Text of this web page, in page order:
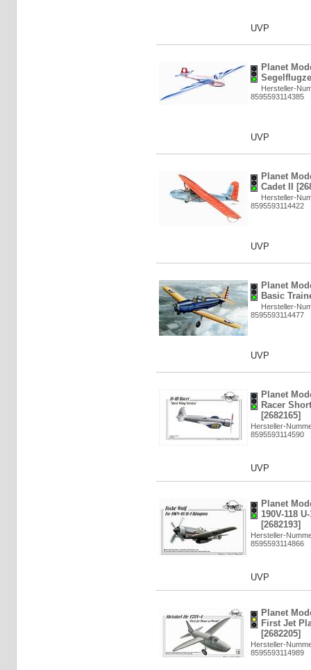
UVP
Planet
Hersteller-
8595593114385
UVP
Planet
Cadet II
Hersteller-
8595593114422
UVP
Planet
Basic
Hersteller-
8595593114477
UVP
Planet
Racer
[2682165]
Hersteller-
8595593114590
UVP
Planet
190V-118
[2682193]
Hersteller-
8595593114866
UVP
Planet
First Jet
[2682205]
Hersteller-
8595593114989